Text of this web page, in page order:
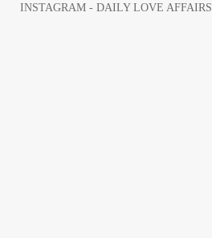
INSTAGRAM - DAILY LOVE AFFAIRS